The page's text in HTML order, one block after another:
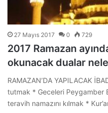
27 Mayıs 2017 0 729
2017 Ramazan
okunacak dualar
RAMAZAN’DA YAPILACAK
tutmak * Geceleri Peygamber
teravih namazını kılmak *